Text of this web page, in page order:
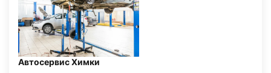
Автосервис Химки